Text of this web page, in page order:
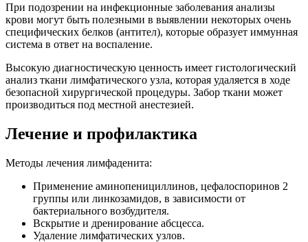
При подозрении на инфекционные заболевания анализы
крови могут быть полезными в выявлении некоторых очень
специфических белков (антител), которые образует иммунная
система в ответ на воспаление.
Высокую диагностическую ценность имеет гистологический
анализ ткани лимфатического узла, которая удаляется в ходе
безопасной хирургической процедуры. Забор ткани может
производиться под местной анестезией.
Лечение и профилактика
Методы лечения лимфаденита:
Применение аминопенициллинов, цефалоспоринов 2
группы или линкозамидов, в зависимости от
бактериального возбудителя.
Вскрытие и дренирование абсцесса.
Удаление лимфатических узлов.